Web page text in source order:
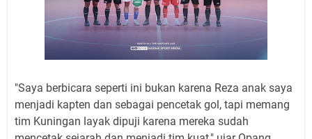
"Saya berbicara seperti ini bukan karena Reza anak saya
menjadi kapten dan sebagai pencetak gol, tapi memang
tim Kuningan layak dipuji karena mereka sudah